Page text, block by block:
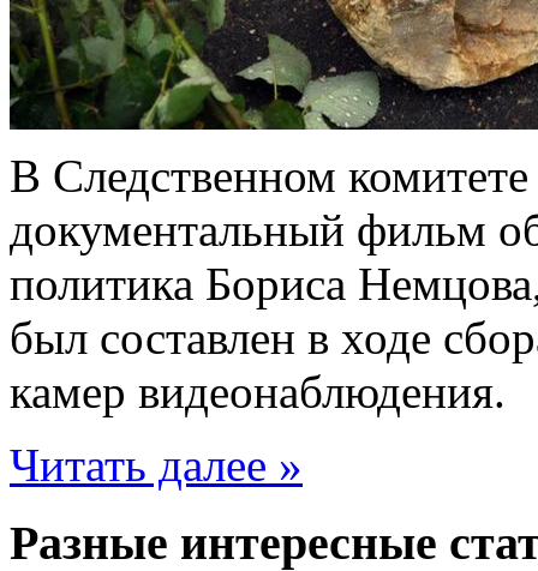
В Следственном
документальный фильм
политика Бориса
был составлен в ходе
камер видеонаблюдения.
Читать далее »
Разные интересные